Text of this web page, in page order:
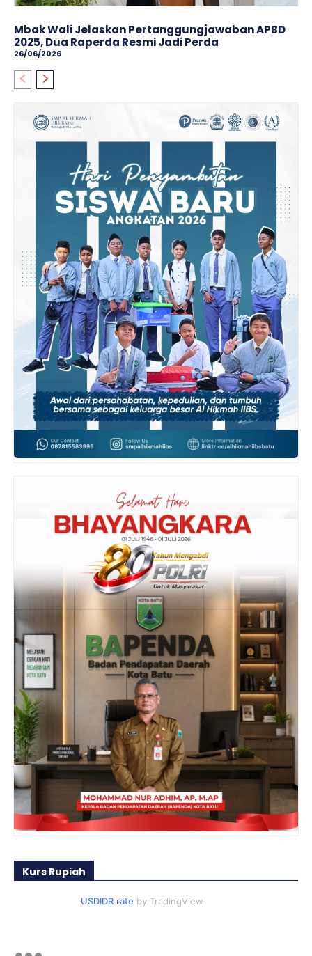
Mbak Wali Jelaskan Pertanggungjawaban APBD
2025, Dua Raperda Resmi Jadi Perda
26/06/2026
Kurs Rupiah
USDIDR rate by TradingView